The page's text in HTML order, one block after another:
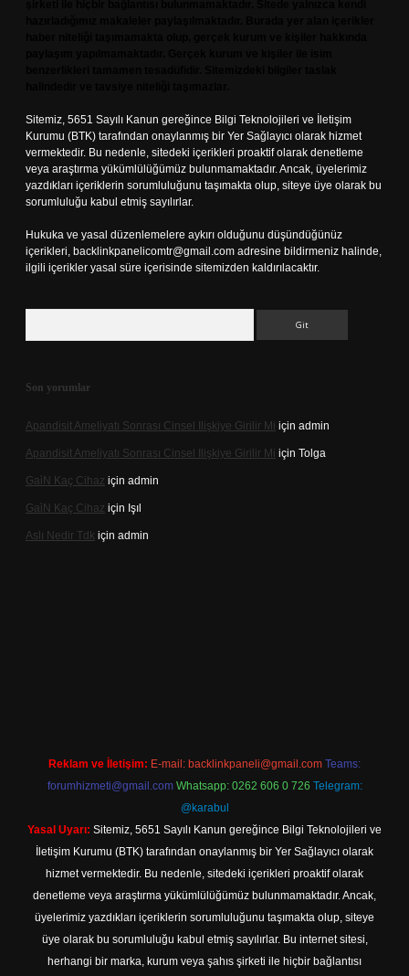
Sitemiz, 5651 Sayılı Kanun gereğince Bilgi Teknolojileri ve İletişim
Kurumu (BTK) tarafından onaylanmış bir Yer Sağlayıcı olarak hizmet
vermektedir. Bu nedenle, sitedeki içerikleri proaktif olarak denetleme
veya araştırma yükümlülüğümüz bulunmamaktadır. Ancak, üyelerimiz
yazdıkları içeriklerin sorumluluğunu taşımakta olup, siteye üye olarak bu
sorumluluğu kabul etmiş sayılırlar.
Hukuka ve yasal düzenlemelere aykırı olduğunu düşündüğünüz
içerikleri, backlinkpanelicomtr@gmail.com adresine bildirmeniz halinde,
ilgili içerikler yasal süre içerisinde sitemizden kaldırılacaktır.
Son yorumlar
Apandisit Ameliyatı Sonrası Cinsel Ilişkiye Girilir Mi için admin
Apandisit Ameliyatı Sonrası Cinsel Ilişkiye Girilir Mi için Tolga
Gai̇N Kaç Cihaz için admin
Gai̇N Kaç Cihaz için Işıl
Aslı Nedir Tdk için admin
Reklam ve İletişim: E-mail: backlinkpaneli@gmail.com Teams:
forumhizmeti@gmail.com Whatsapp: 0262 606 0 726 Telegram:
@karabul
Yasal Uyarı: Sitemiz, 5651 Sayılı Kanun gereğince Bilgi Teknolojileri ve
İletişim Kurumu (BTK) tarafından onaylanmış bir Yer Sağlayıcı olarak
hizmet vermektedir. Bu nedenle, sitedeki içerikleri proaktif olarak
denetleme veya araştırma yükümlülüğümüz bulunmamaktadır. Ancak,
üyelerimiz yazdıkları içeriklerin sorumluluğunu taşımakta olup, siteye
üye olarak bu sorumluluğu kabul etmiş sayılırlar. Bu internet sitesi,
herhangi bir marka, kurum veya şahıs şirketi ile hiçbir bağlantısı